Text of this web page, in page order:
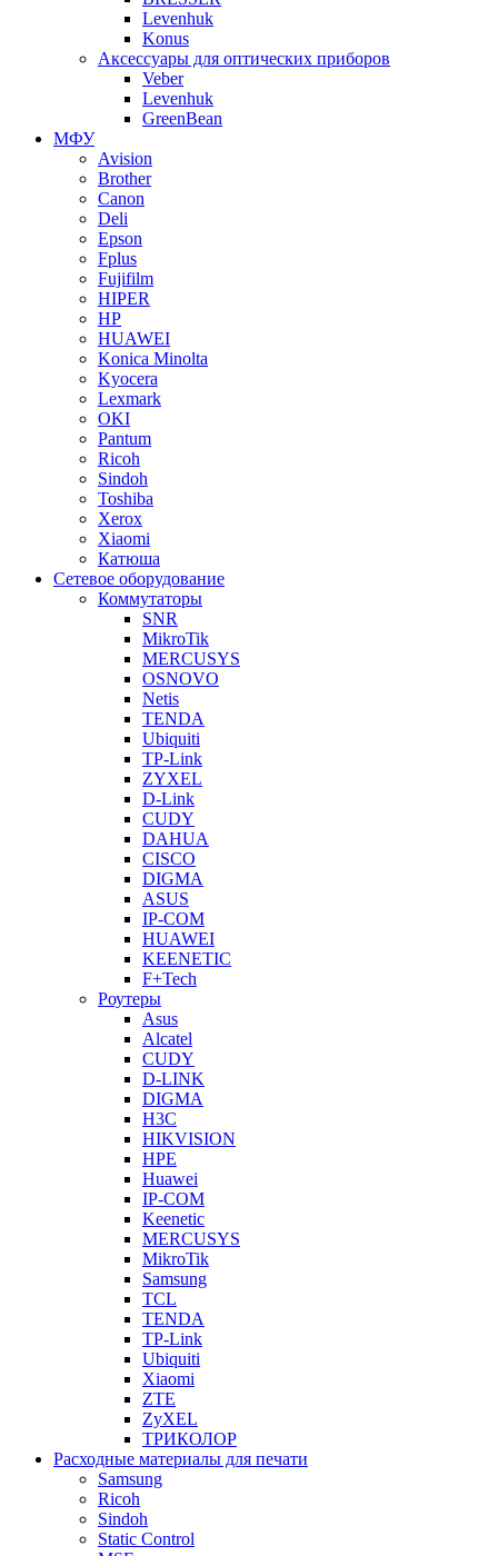
Levenhuk
Konus
Аксессуары для оптических приборов
Veber
Levenhuk
GreenBean
МФУ
Avision
Brother
Canon
Deli
Epson
Fplus
Fujifilm
HIPER
HP
HUAWEI
Konica Minolta
Kyocera
Lexmark
OKI
Pantum
Ricoh
Sindoh
Toshiba
Xerox
Xiaomi
Катюша
Сетевое оборудование
Коммутаторы
SNR
MikroTik
MERCUSYS
OSNOVO
Netis
TENDA
Ubiquiti
TP-Link
ZYXEL
D-Link
CUDY
DAHUA
CISCO
DIGMA
ASUS
IP-COM
HUAWEI
KEENETIC
F+Tech
Роутеры
Asus
Alcatel
CUDY
D-LINK
DIGMA
H3C
HIKVISION
HPE
Huawei
IP-COM
Keenetic
MERCUSYS
MikroTik
Samsung
TCL
TENDA
TP-Link
Ubiquiti
Xiaomi
ZTE
ZyXEL
ТРИКОЛОР
Расходные материалы для печати
Samsung
Ricoh
Sindoh
Static Control